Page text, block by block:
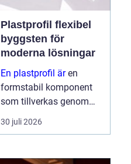
Plastprofil flexibel
byggsten för
moderna lösningar
En plastprofil ären
formstabil komponent
som tillverkas genom
extrudering av plast, ofta
i långa längder och med
geometri. Profilerna
30 juli 2026